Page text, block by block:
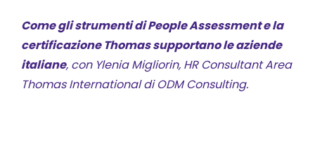
Come gli strumenti di People Assessment e la
certificazione Thomas supportano le aziende
italiane, con Ylenia Migliorin, HR Consultant Area
Thomas International di ODM Consulting.